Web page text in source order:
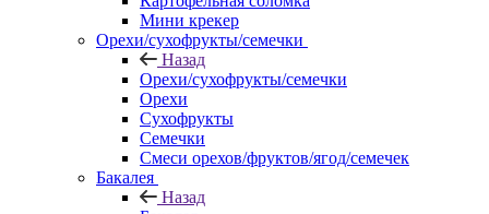
Мини крекер
Орехи/сухофрукты/семечки
Назад
Орехи/сухофрукты/семечки
Орехи
Сухофрукты
Семечки
Смеси орехов/фруктов/ягод/семечек
Бакалея
Назад